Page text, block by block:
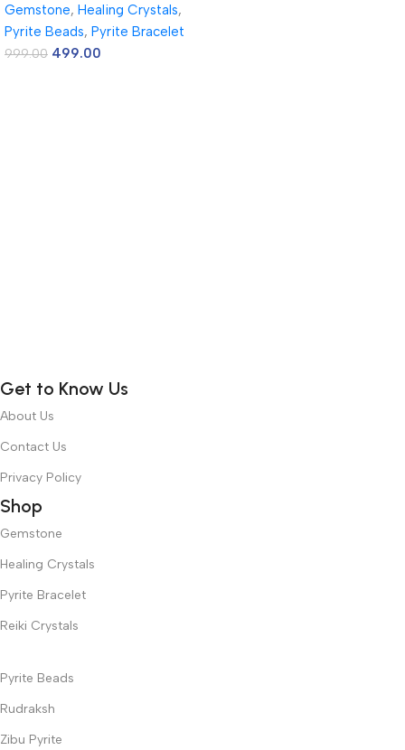
Gemstone, Healing Crystals,
Pyrite Beads, Pyrite Bracelet
999.00 499.00
Get to Know Us
About Us
Contact Us
Privacy Policy
Shop
Gemstone
Healing Crystals
Pyrite Bracelet
Reiki Crystals
Pyrite Beads
Rudraksh
Zibu Pyrite